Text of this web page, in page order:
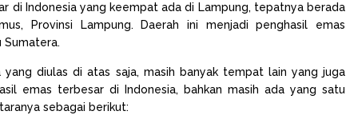
di Indonesia yang keempat ada di Lampung, tepatnya berada
Provinsi Lampung. Daerah ini menjadi penghasil emas
Sumatera.
yang diulas di atas saja, masih banyak tempat lain yang juga
emas terbesar di Indonesia, bahkan masih ada yang satu
sebagai berikut: